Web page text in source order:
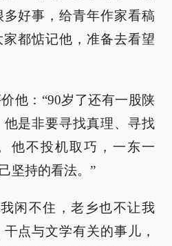
好事，给青年作家看稿
都惦记他，准备去看望
他：“90岁了还有一股陕
是非要寻找真理、寻找
他不投机取巧，一东一
坚持的看法。”
闲不住，老乡也不让我
点与文学有关的事儿，